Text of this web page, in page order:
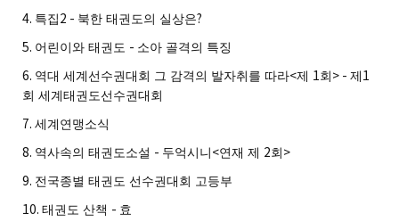
4. 특집 2 - 북한 태권도의 실상은?
5. 어린이와 태권도 - 소아 골격의 특징
6. 역대 세계선수권대회 그 감격의 발자취를 따라<제 1회 > - 제 1
회 세계태권도선수권대회
7. 세계연맹소식
8. 역사속의 태권도소설 - 두억시니 <연재 제 2회 >
9. 전국종별 태권도 선수권대회 고등부
10. 태권도 산책 - 효